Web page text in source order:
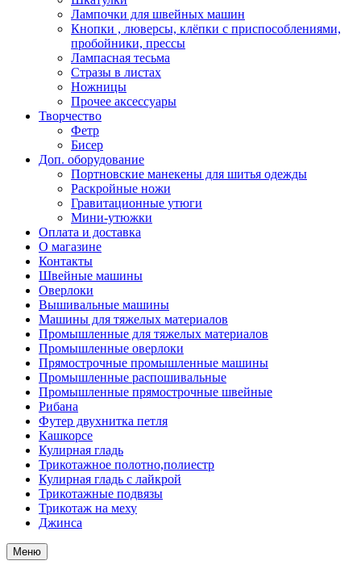
Лампочки для швейных машин
Кнопки , люверсы, клёпки с приспособлениями,
пробойники, прессы
Лампасная тесьма
Стразы в листах
Ножницы
Прочее аксессуары
Творчество
Фетр
Бисер
Доп. оборудование
Портновские манекены для шитья одежды
Раскройные ножи
Гравитационные утюги
Мини-утюжки
Оплата и доставка
О магазине
Контакты
Швейные машины
Оверлоки
Вышивальные машины
Машины для тяжелых материалов
Промышленные для тяжелых материалов
Промышленные оверлоки
Прямострочные промышленные машины
Промышленные распошивальные
Промышленные прямострочные швейные
Рибана
Футер двухнитка петля
Кашкорсе
Кулирная гладь
Трикотажное полотно,полиестр
Кулирная гладь с лайкрой
Трикотажные подвязы
Трикотаж на меху
Джинса
Меню